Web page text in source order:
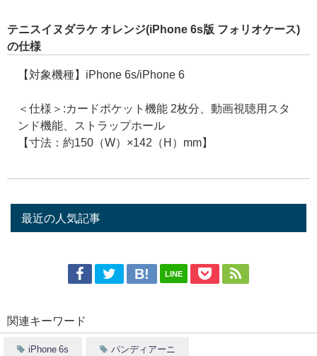
テニスイヌダラケ オレンジ(iPhone 6s版 フォリオケース)
の仕様
【対象機種】iPhone 6s/iPhone 6
＜仕様＞:カードポケット機能 2枚分、動画視聴用スタ
ンド機能、ストラップホール
【寸法：約150（W）×142（H）mm】
最近の人気記事
LINE
関連キーワード
iPhone 6s パンディアーニ